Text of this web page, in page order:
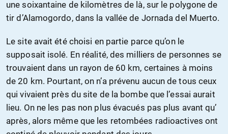
une soixantaine de kilomètres de là, sur le polygone de
tir d’Alamogordo, dans la vallée de Jornada del Muerto.
Le site avait été choisi en partie parce qu’on le
supposait isolé. En réalité, des milliers de personnes se
trouvaient dans un rayon de 60 km, certaines à moins
de 20 km. Pourtant, on n’a prévenu aucun de tous ceux
qui vivaient près du site de la bombe que l’essai aurait
lieu. On ne les pas non plus évacués pas plus avant qu’
après, alors même que les retombées radioactives ont